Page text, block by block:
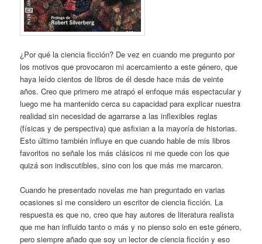
¿Por qué la ciencia ficción? De vez en cuando me pregunto por
los motivos que provocaron mi acercamiento a este género, que
haya leído cientos de libros de él desde hace más de veinte
años. Creo que primero me atrapó el enfoque más espectacular y
luego me ha mantenido cerca su capacidad para explicar nuestra
realidad sin necesidad de agarrarse a las inflexibles reglas
(físicas y de perspectiva) que asfixian a la mayoría de historias.
Esto último también influye en que cuando hable de mis libros
favoritos no señale los más clásicos ni me quede con los que
quizá son indiscutibles, sino con los que más me marcaron.
Cuando he presentado novelas me han preguntado en varias
ocasiones si me considero un escritor de ciencia ficción. La
respuesta es que no, creo que hay autores de literatura realista
que me han influido tanto o más y no pienso solo en este género,
pero siempre añado que soy un lector de ciencia ficción y eso